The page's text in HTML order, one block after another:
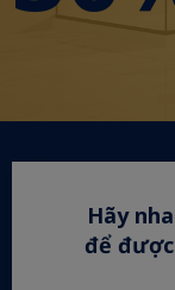
Hãy
để